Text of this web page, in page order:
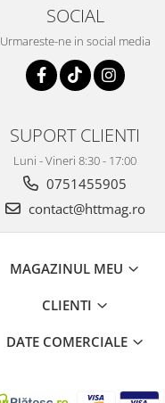
SOCIAL
Urmareste-ne in social media
SUPORT CLIENTI
Luni - Vineri 8:30 - 17:00
0751455905
contact@httmag.ro
MAGAZINUL MEU
CLIENTI
DATE COMERCIALE